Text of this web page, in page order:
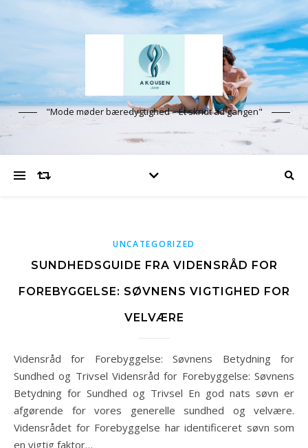
"Mode møder bæredygtighed – Ét skridt ad gangen"
UNCATEGORIZED
SUNDHEDSGUIDE FRA VIDENSRÅD FOR
FOREBYGGELSE: SØVNENS VIGTIGHED FOR
VELVÆRE
Vidensråd for Forebyggelse: Søvnens Betydning for
Sundhed og Trivsel Vidensråd for Forebyggelse: Søvnens
Betydning for Sundhed og Trivsel En god nats søvn er
afgørende for vores generelle sundhed og velvære.
Vidensrådet for Forebyggelse har identificeret søvn som
en vigtig faktor…